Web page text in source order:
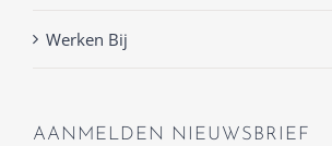
Werken Bij
AANMELDEN NIEUWSBRIEF